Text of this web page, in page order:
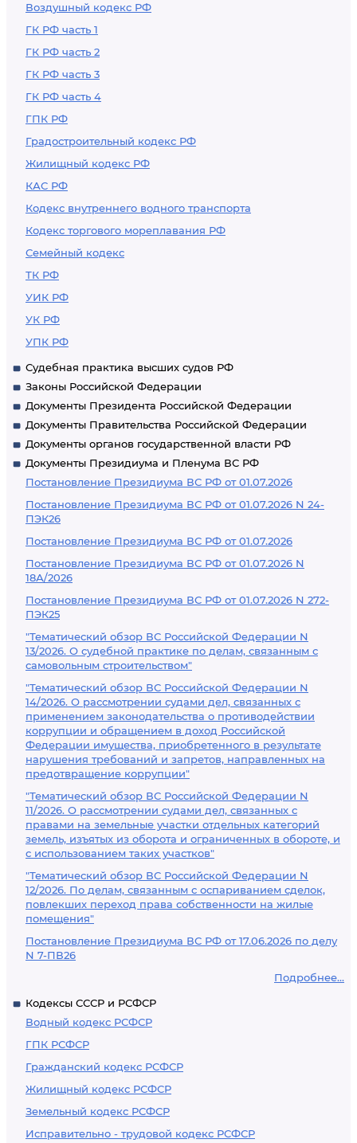
Воздушный кодекс РФ
ГК РФ часть 1
ГК РФ часть 2
ГК РФ часть 3
ГК РФ часть 4
ГПК РФ
Градостроительный кодекс РФ
Жилищный кодекс РФ
КАС РФ
Кодекс внутреннего водного транспорта
Кодекс торгового мореплавания РФ
Семейный кодекс
ТК РФ
УИК РФ
УК РФ
УПК РФ
Судебная практика высших судов РФ
Законы Российской Федерации
Документы Президента Российской Федерации
Документы Правительства Российской Федерации
Документы органов государственной власти РФ
Документы Президиума и Пленума ВС РФ
Постановление Президиума ВС РФ от 01.07.2026
Постановление Президиума ВС РФ от 01.07.2026 N 24-
ПЭК26
Постановление Президиума ВС РФ от 01.07.2026
Постановление Президиума ВС РФ от 01.07.2026 N
18А/2026
Постановление Президиума ВС РФ от 01.07.2026 N 272-
ПЭК25
"Тематический обзор ВС Российской Федерации N
13/2026. О судебной практике по делам, связанным с
самовольным строительством"
"Тематический обзор ВС Российской Федерации N
14/2026. О рассмотрении судами дел, связанных с
применением законодательства о противодействии
коррупции и обращением в доход Российской
Федерации имущества, приобретенного в результате
нарушения требований и запретов, направленных на
предотвращение коррупции"
"Тематический обзор ВС Российской Федерации N
11/2026. О рассмотрении судами дел, связанных с
правами на земельные участки отдельных категорий
земель, изъятых из оборота и ограниченных в обороте, и
с использованием таких участков"
"Тематический обзор ВС Российской Федерации N
12/2026. По делам, связанным с оспариванием сделок,
повлекших переход права собственности на жилые
помещения"
Постановление Президиума ВС РФ от 17.06.2026 по делу
N 7-ПВ26
Подробнее...
Кодексы СССР и РСФСР
Водный кодекс РСФСР
ГПК РСФСР
Гражданский кодекс РСФСР
Жилищный кодекс РСФСР
Земельный кодекс РСФСР
Исправительно - трудовой кодекс РСФСР